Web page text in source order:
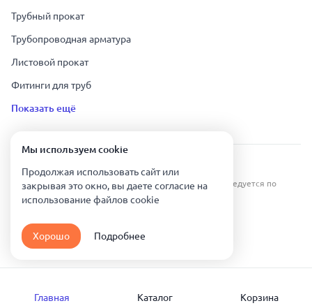
Трубный прокат
Трубопроводная арматура
Листовой прокат
Фитинги для труб
Показать ещё
Урал Тех Экспорт — Казахстан © 2019-
Все права защищены. Копирование информации преследуется по
Карта сайта
Политика конфиденциальности
Мы используем сookie
Продолжая использовать сайт или
закрывая это окно, вы даете согласие на
использование файлов сookie
Хорошо Подробнее
Главная Каталог Корзина